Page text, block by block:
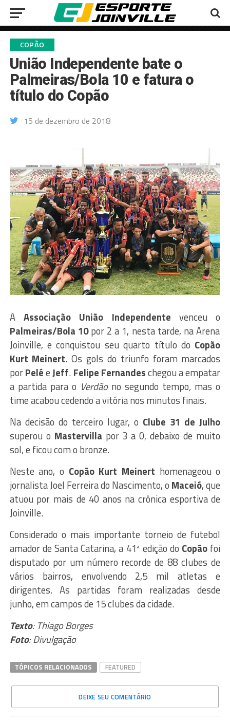
COPÃO
União Independente bate o
Palmeiras/Bola 10 e fatura o
título do Copão
15 de dezembro de 2018
A Associação União Independente venceu o
Palmeiras/Bola 10por 2 a 1, nesta tarde, na Arena
Joinville, e conquistou seu quarto título do Copão
Kurt Meinert. Os gols do triunfo foram marcados
porPeléeJeff. Felipe Fernandeschegou a empatar
a partida para o Verdãono segundo tempo, mas o
time acabou cedendo a vitória nos minutos finais.
Na decisão do terceiro lugar, o Clube 31 de Julho
superou o Mastervilla por 3 a 0, debaixo de muito
sol, e ficou com o bronze.
Neste ano, o Copão Kurt Meinert homenageou o
jornalista Joel Ferreira do Nascimento, o Maceió, que
atuou por mais de 40 anos na crônica esportiva de
Joinville.
Considerado o mais importante torneio de futebol
amador de Santa Catarina, a 41ª edição do Copão foi
disputado por um número recorde de 88 clubes de
vários bairros, envolvendo 2,5 mil atletas e
dirigentes. As partidas foram realizadas desde
junho, em campos de 15 clubes da cidade.
Texto: Thiago Borges
Foto: Divulgação
TÓPICOS RELACIONADOS FEATURED
DEIXE SEU COMENTÁRIO